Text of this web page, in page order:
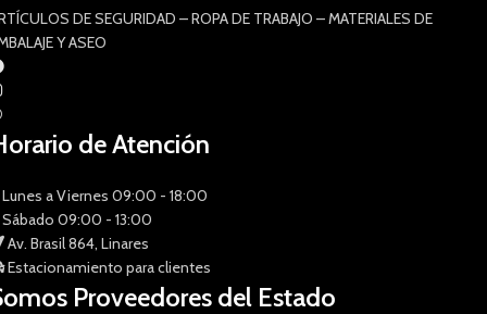
DE SEGURIDAD – ROPA DE TRABAJO – MATERIALES DE
Y ASEO
de Atención
Lunes a Viernes 09:00 - 18:00
Sábado 09:00 - 13:00
Av. Brasil 864, Linares
Estacionamiento para clientes
Proveedores del Estado